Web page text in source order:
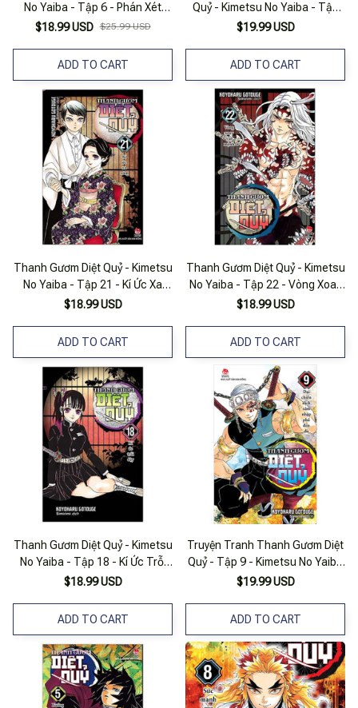
No Yaiba - Tập 6 - Phán Xét
Của Các Trụ Cột (Tái Bản
$18.99 USD $25.99 USD
ADD TO CART
Quỷ - Kimetsu No Yaiba - Tập
13 - Nxb Kim Đồng
$19.99 USD
ADD TO CART
Thanh Gươm Diệt Quỷ - Kimetsu
No Yaiba - Tập 21 - Kí Ức Xa
Xăm
$18.99 USD
ADD TO CART
Thanh Gươm Diệt Quỷ - Kimetsu
No Yaiba - Tập 22 - Vòng Xoay
Vận Mệnh
$18.99 USD
ADD TO CART
Thanh Gươm Diệt Quỷ - Kimetsu
No Yaiba - Tập 18 - Kí Ức Trỗi
Dậy
$18.99 USD
ADD TO CART
Truyện Tranh Thanh Gươm Diệt
Quỷ - Tập 9 - Kimetsu No Yaiba
- Nxb Kim Đồng
$19.99 USD
ADD TO CART